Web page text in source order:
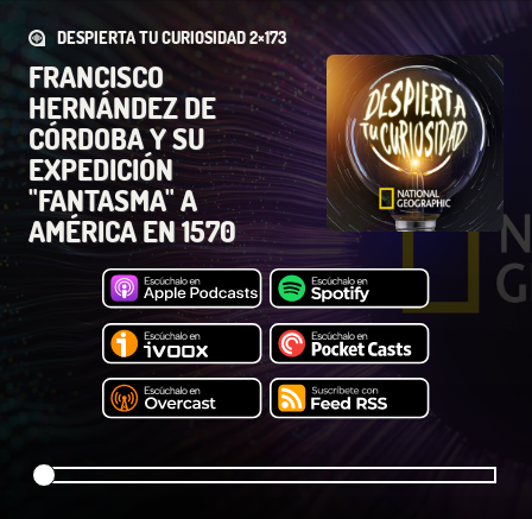
DESPIERTA TU CURIOSIDAD 2×173
FRANCISCO
HERNÁNDEZ DE
CÓRDOBA Y SU
EXPEDICIÓN
"FANTASMA" A
AMÉRICA EN 1570